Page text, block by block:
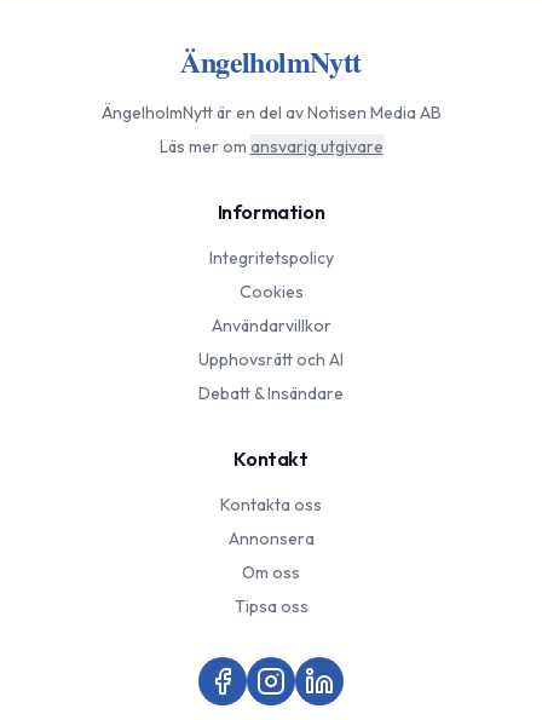
ÄngelholmNytt
ÄngelholmNyttär en del av Notisen Media AB
Läs mer om ansvarig utgivare
Information
Integritetspolicy
Cookies
Användarvillkor
Upphovsrätt och AI
Debatt & Insändare
Kontakt
Kontakta oss
Annonsera
Om oss
Tipsa oss